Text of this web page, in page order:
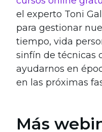
el experto Toni
para gestionar
tiempo, vida
sinfín de técnicas
ayudarnos en
en las próximas
Más